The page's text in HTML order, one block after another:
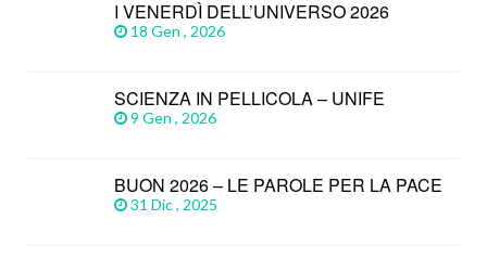
I VENERDÌ DELL’UNIVERSO 2026
18 Gen , 2026
SCIENZA IN PELLICOLA – UNIFE
9 Gen , 2026
BUON 2026 – LE PAROLE PER LA PACE
31 Dic , 2025